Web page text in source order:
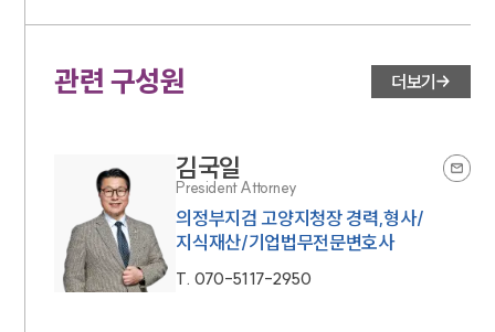
관련 구성원 더보기
김국일
President Attorney
의정부지검 고양지청장 경력,형사/
지식재산/기업법무전문변호사
T. 070-5117-2950